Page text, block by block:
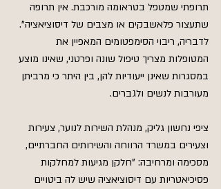
תרופתי שמטפל בטראומה מורכבת. אין תרופה
שתעצור פלאשבקים או מצבים של דיסוציאציה".
לדבריה, ריבוי הסימפטומים המאפיין את
המטופלות מצריך טיפול שונה ופרטני, שאינו מוצע
במסגרות שאינן ייעודיות להן, בין היתר כי מרביתן
מעורבות לנשים ולגברים.
ציפי נחשון גליק, מנהלת השירות לנוער, צעירות
וצעירים במשרד הרווחה והשירותים החברתיים,
מסכימה ומרחיבה: "חלקן מגיעות למחלקות
פסיכיאטריות עם דיסוציאציה שיש לה ביטויים